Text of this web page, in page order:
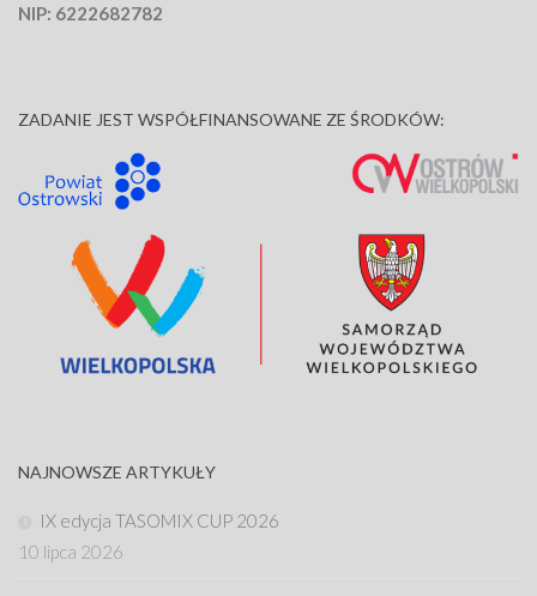
NIP: 6222682782
ZADANIE JEST WSPÓŁFINANSOWANE ZE ŚRODKÓW:
NAJNOWSZE ARTYKUŁY
IX edycja TASOMIX CUP 2026
10 lipca 2026